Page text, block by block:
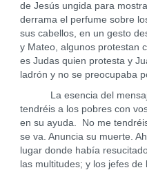
de Jesús ungida para
derrama el perfume sobre
sus cabellos, en un gesto
y Mateo, algunos protestan
es Judas quien protesta y
ladrón y no se preocupaba
La esencia del mensaje
tendréis a los pobres con
en su ayuda. No me
se va. Anuncia su muerte.
lugar donde había
las multitudes; y los jefes